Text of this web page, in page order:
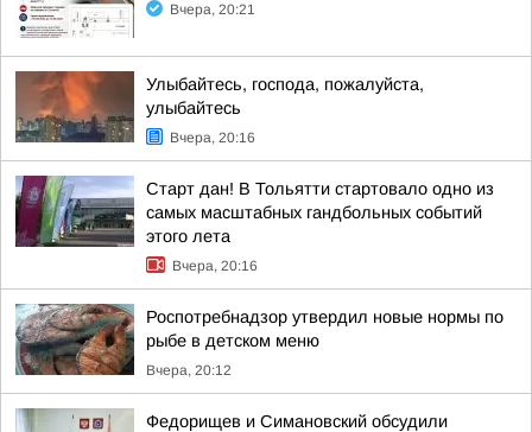
Вчера, 20:21
Улыбайтесь, господа, пожалуйста,
улыбайтесь
Вчера, 20:16
Старт дан! В Тольятти стартовало одно из
самых масштабных гандбольных событий
этого лета
Вчера, 20:16
Роспотребнадзор утвердил новые нормы по
рыбе в детском меню
Вчера, 20:12
Федорищев и Симановский обсудили